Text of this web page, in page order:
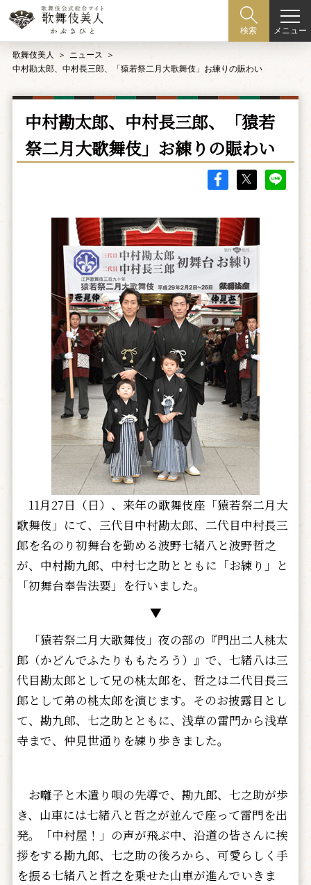
検索 メニュー
歌舞伎美人
ニュース
中村勘太郎、中村長三郎、「猿若祭二月大歌舞伎」お練りの賑わい
中村勘太郎、中村長三郎、「猿若
祭二月大歌舞伎」お練りの賑わい
11月27日（日）、来年の歌舞伎座「猿若祭二月大
歌舞伎」にて、三代目中村勘太郎、二代目中村長三
郎を名のり初舞台を勤める波野七緒八と波野哲之
が、中村勘九郎、中村七之助とともに「お練り」と
「初舞台奉告法要」を行いました。
▼
「猿若祭二月大歌舞伎」夜の部の『門出二人桃太
郎（かどんでふたりももたろう）』で、七緒八は三
代目勘太郎として兄の桃太郎を、哲之は二代目長三
郎として弟の桃太郎を演じます。そのお披露目とし
て、勘九郎、七之助とともに、浅草の雷門から浅草
寺まで、仲見世通りを練り歩きました。
お囃子と木遣り唄の先導で、勘九郎、七之助が歩
き、山車には七緒八と哲之が並んで座って雷門を出
発。「中村屋！」の声が飛ぶ中、沿道の皆さんに挨
拶をする勘九郎、七之助の後ろから、可愛らしく手
を振る七緒八と哲之を乗せた山車が進んでいきま